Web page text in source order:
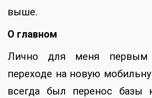
выше.
О главном
Лично для меня
переходе на новую
всегда был перенос базы